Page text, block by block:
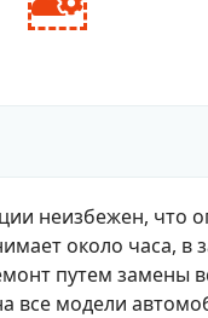
неизбежен,
около часа,
путем замены
все модели